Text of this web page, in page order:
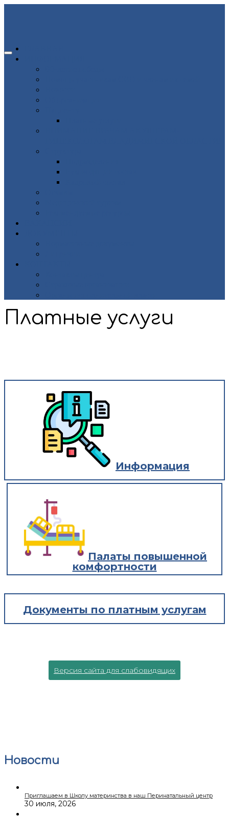
Платные услуги
Информация
Палаты повышенной
комфортности
Документы по платным услугам
Версия сайта для слабовидящих
Новости
Приглашаем в Школу материнства в наш Перинатальный центр
30 июля, 2026